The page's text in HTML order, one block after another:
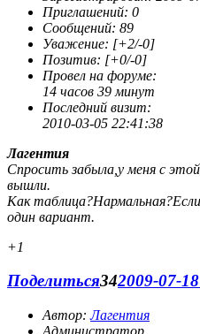
Приглашений: 0
Сообщений: 89
Уважение: [+2/-0]
Позитив: [+0/-0]
Провел на форуме:
14 часов 39 минут
Последний визит:
2010-03-05 22:41:38
Лагентия
Спросить забыла,у меня с
вышли.
Как
один вариант.
+1
Поделиться342009-07-
Автор:Лагентия
Администратор